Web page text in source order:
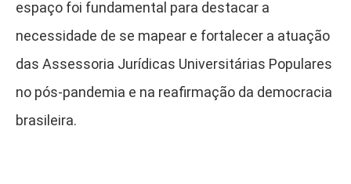
espaço foi fundamental para destacar a
necessidade de se mapear e fortalecer a atuação
das Assessoria Jurídicas Universitárias Populares
no pós-pandemia e na reafirmação da democracia
brasileira.